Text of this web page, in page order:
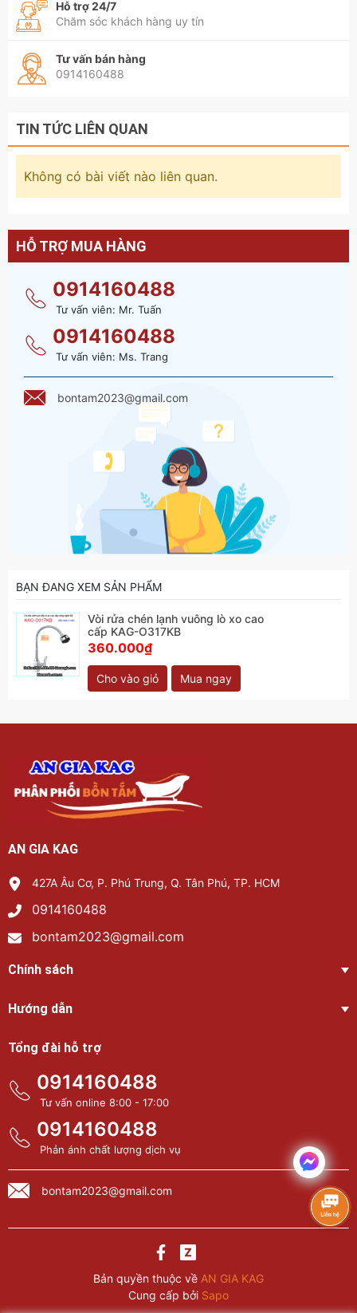
Hỗ trợ 24/7
Chăm sóc khách hàng uy tín
Tư vấn bán hàng
0914160488
TIN TỨC LIÊN QUAN
Không có bài viết nào liên quan.
HỖ TRỢ MUA HÀNG
0914160488
Tư vấn viên: Mr. Tuấn
0914160488
Tư vấn viên: Ms. Trang
bontam2023@gmail.com
BẠN ĐANG XEM SẢN PHẨM
Vòi rửa chén lạnh vuông lò xo cao
cấp KAG-O317KB
360.000₫
Cho vào giỏ Mua ngay
AN GIA KAG
427A Âu Cơ, P. Phú Trung, Q. Tân Phú, TP. HCM
0914160488
bontam2023@gmail.com
Chính sách
Hướng dẫn
Tổng đài hỗ trợ
0914160488
Tư vấn online 8:00 - 17:00
0914160488
Phản ánh chất lượng dịch vụ
bontam2023@gmail.com
Bản quyền thuộc về AN GIA KAG
Cung cấp bởi Sapo